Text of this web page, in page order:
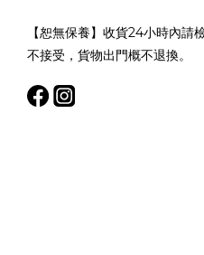
【恕無保養】收貨24小時內
不接受，貨物出門概不退換。